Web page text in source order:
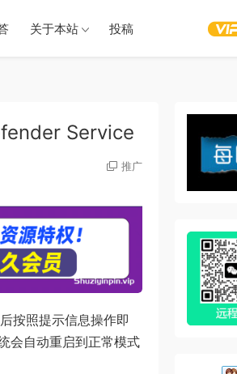
关于本站 投稿
Service
推广
按照提示信息操作即
会自动重启到正常模式